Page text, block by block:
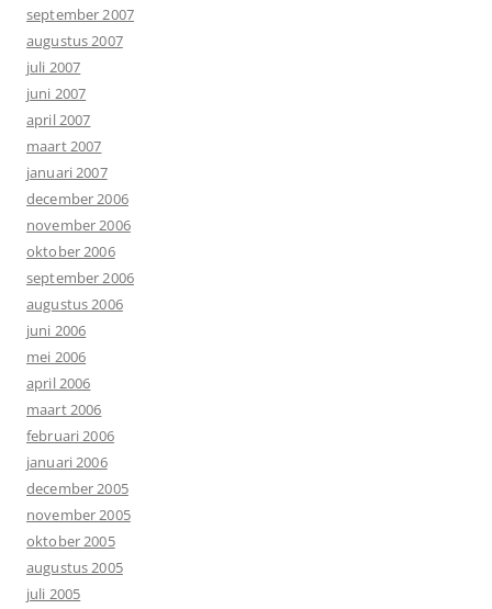
september 2007
augustus 2007
juli 2007
juni 2007
april 2007
maart 2007
januari 2007
december 2006
november 2006
oktober 2006
september 2006
augustus 2006
juni 2006
mei 2006
april 2006
maart 2006
februari 2006
januari 2006
december 2005
november 2005
oktober 2005
augustus 2005
juli 2005